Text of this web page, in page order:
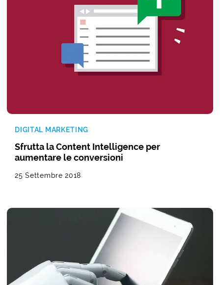
DIGITAL MARKETING
Sfrutta la Content Intelligence per
aumentare le conversioni
25 Settembre 2018